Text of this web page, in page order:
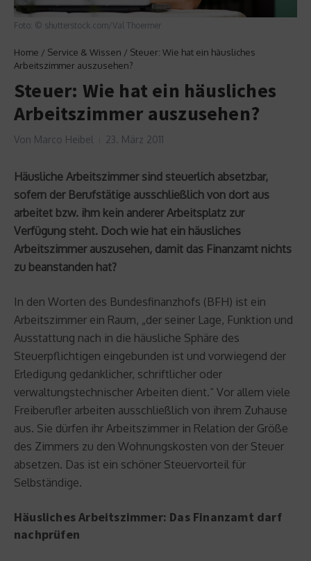
Foto: © shutterstock.com/Val Thoermer
Home / Service & Wissen / Steuer: Wie hat ein häusliches
Arbeitszimmer auszusehen?
Steuer: Wie hat ein häusliches
Arbeitszimmer auszusehen?
Von Marco Heibel 23. März 2011
Häusliche Arbeitszimmer sind steuerlich absetzbar,
sofern der Berufstätige ausschließlich von dort aus
arbeitet bzw. ihm kein anderer Arbeitsplatz zur
Verfügung steht. Doch wie hat ein häusliches
Arbeitszimmer auszusehen, damit das Finanzamt nichts
zu beanstanden hat?
In den Worten des Bundesfinanzhofs (BFH) ist ein
Arbeitszimmer ein Raum, „der seiner Lage, Funktion und
Ausstattung nach in die häusliche Sphäre des
Steuerpflichtigen eingebunden ist und vorwiegend der
Erledigung gedanklicher, schriftlicher oder
verwaltungstechnischer Arbeiten dient.“ Vor allem viele
Freiberufler arbeiten ausschließlich von ihrem Zuhause
aus. Sie dürfen ihr Arbeitszimmer in Relation der Größe
des Zimmers zu den Wohnungskosten von der Steuer
absetzen. Das ist ein schöner Steuervorteil für
Selbständige.
Häusliches Arbeitszimmer: Das Finanzamt darf
nachprüfen